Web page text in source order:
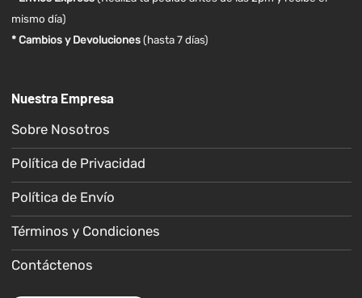
mismo día)
* Cambios y Devoluciones (hasta 7 días)
Nuestra Empresa
Sobre Nosotros
Política de Privacidad
Política de Envío
Términos y Condiciones
Contáctenos